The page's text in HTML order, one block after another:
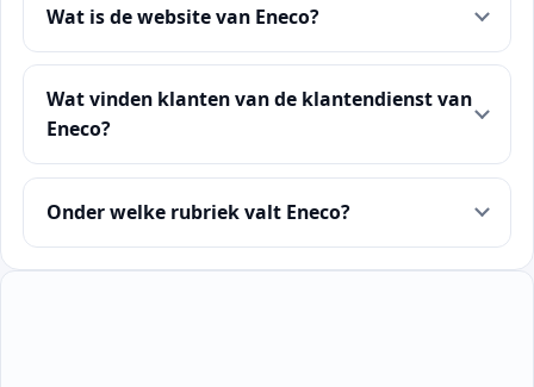
Wat is de website van Eneco?
Wat vinden klanten van de klantendienst van
Eneco?
Onder welke rubriek valt Eneco?